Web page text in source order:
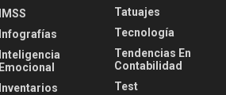
IMSS
Infografías
Inteligencia
Emocional
Inventarios
Tatuajes
Tecnología
Tendencias En
Contabilidad
Test